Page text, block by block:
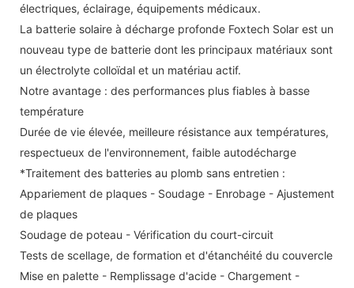
électriques, éclairage, équipements médicaux.
La batterie solaire à décharge profonde Foxtech Solar est un
nouveau type de batterie dont les principaux matériaux sont
un électrolyte colloïdal et un matériau actif.
Notre avantage : des performances plus fiables à basse
température
Durée de vie élevée, meilleure résistance aux températures,
respectueux de l'environnement, faible autodécharge
*Traitement des batteries au plomb sans entretien :
Appariement de plaques - Soudage - Enrobage - Ajustement
de plaques
Soudage de poteau - Vérification du court-circuit
Tests de scellage, de formation et d'étanchéité du couvercle
Mise en palette - Remplissage d'acide - Chargement -